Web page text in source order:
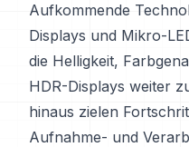
Aufkommende
Displays und Mikro-
die Helligkeit,
HDR-Displays weiter
hinaus zielen
Aufnahme- und